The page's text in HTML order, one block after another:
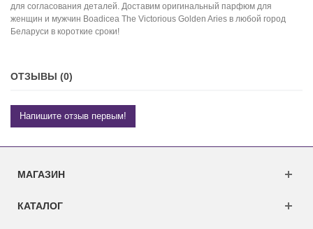
для согласования деталей. Доставим оригинальный парфюм для
женщин и мужчин Boadicea The Victorious Golden Aries в любой город
Беларуси в короткие сроки!
ОТЗЫВЫ (0)
Напишите отзыв первым!
МАГАЗИН
КАТАЛОГ